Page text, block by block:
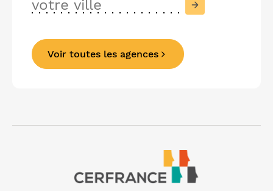
PrécédentSuivant
Voir toutes les agences